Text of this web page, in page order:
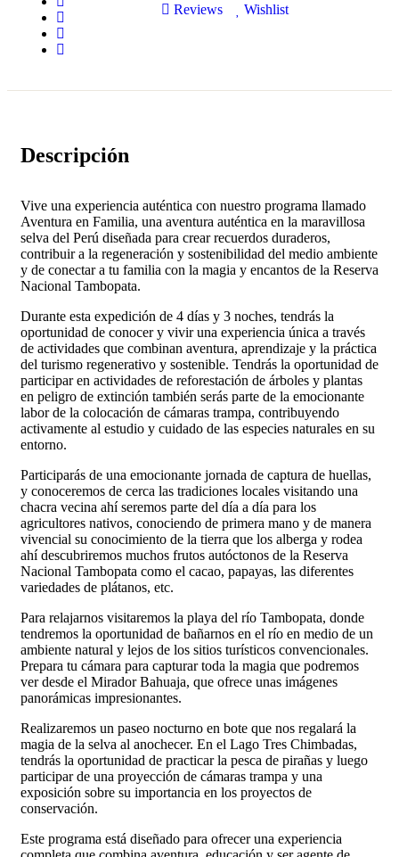
Reviews
Wishlist
Descripción
Vive una experiencia auténtica con nuestro programa llamado
Aventura en Familia, una aventura auténtica en la maravillosa
selva del Perú diseñada para crear recuerdos duraderos,
contribuir a la regeneración y sostenibilidad del medio ambiente
y de conectar a tu familia con la magia y encantos de la Reserva
Nacional Tambopata.
Durante esta expedición de 4 días y 3 noches, tendrás la
oportunidad de conocer y vivir una experiencia única a través
de actividades que combinan aventura, aprendizaje y la práctica
del turismo regenerativo y sostenible. Tendrás la oportunidad de
participar en actividades de reforestación de árboles y plantas
en peligro de extinción también serás parte de la emocionante
labor de la colocación de cámaras trampa, contribuyendo
activamente al estudio y cuidado de las especies naturales en su
entorno.
Participarás de una emocionante jornada de captura de huellas,
y conoceremos de cerca las tradiciones locales visitando una
chacra vecina ahí seremos parte del día a día para los
agricultores nativos, conociendo de primera mano y de manera
vivencial su conocimiento de la tierra que los alberga y rodea
ahí descubriremos muchos frutos autóctonos de la Reserva
Nacional Tambopata como el cacao, papayas, las diferentes
variedades de plátanos, etc.
Para relajarnos visitaremos la playa del río Tambopata, donde
tendremos la oportunidad de bañarnos en el río en medio de un
ambiente natural y lejos de los sitios turísticos convencionales.
Prepara tu cámara para capturar toda la magia que podremos
ver desde el Mirador Bahuaja, que ofrece unas imágenes
panorámicas impresionantes.
Realizaremos un paseo nocturno en bote que nos regalará la
magia de la selva al anochecer. En el Lago Tres Chimbadas,
tendrás la oportunidad de practicar la pesca de pirañas y luego
participar de una proyección de cámaras trampa y una
exposición sobre su importancia en los proyectos de
conservación.
Este programa está diseñado para ofrecer una experiencia